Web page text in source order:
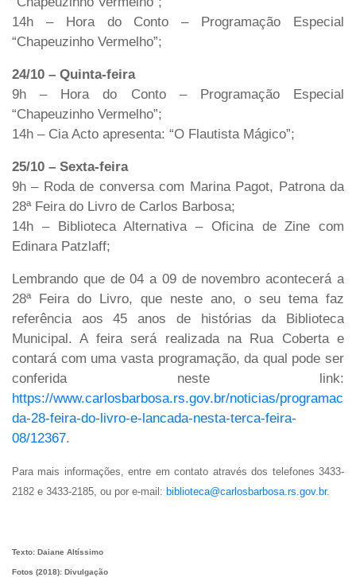
14h – Hora do Conto – Programação Especial
“Chapeuzinho Vermelho”;
24/10 – Quinta-feira
9h – Hora do Conto – Programação Especial
“Chapeuzinho Vermelho”;
14h – Cia Acto apresenta: “O Flautista Mágico”;
25/10 – Sexta-feira
9h – Roda de conversa com Marina Pagot, Patrona da
28ª Feira do Livro de Carlos Barbosa;
14h – Biblioteca Alternativa – Oficina de Zine com
Edinara Patzlaff;
Lembrando que de 04 a 09 de novembro acontecerá a
28ª Feira do Livro, que neste ano, o seu tema faz
referência aos 45 anos de histórias da Biblioteca
Municipal. A feira será realizada na Rua Coberta e
contará com uma vasta programação, da qual pode ser
conferida neste link:
https://www.carlosbarbosa.rs.gov.br/noticias/
da-28-feira-do-livro-e-lancada-nesta-terca-feira-
08/12367.
Para mais informações, entre em contato através dos telefones 3433-
2182 e 3433-2185, ou por e-mail: biblioteca@carlosbarbosa.rs.gov.br.
Texto: Daiane Altíssimo
Fotos (2018): Divulgação